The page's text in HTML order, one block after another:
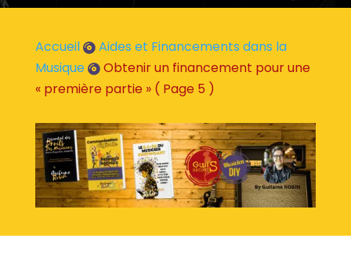
Accueil  Aides et Financements dans la
Musique  Obtenir un financement pour une
« première partie »( Page 5 )